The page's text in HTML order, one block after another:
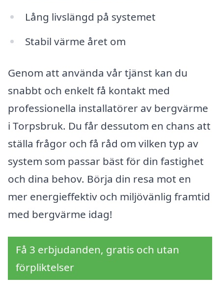
Lång livslängd på systemet
Stabil värme året om
Genom att använda vår tjänst kan du
snabbt och enkelt få kontakt med
professionella installatörer av bergvärme
i Torpsbruk. Du får dessutom en chans att
ställa frågor och få råd om vilken typ av
system som passar bäst för din fastighet
och dina behov. Börja din resa mot en
mer energieffektiv och miljövänlig framtid
med bergvärme idag!
Få 3 erbjudanden, gratis och utan
förpliktelser